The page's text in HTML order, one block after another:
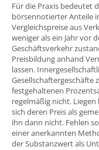
Für die Praxis bedeutet
börsennotierter Anteile
Vergleichspreise aus
weniger als ein Jahr vor
Geschäftsverkehr
Preisbildung anhand
lassen.
Gesellschaftergeschäfte
festgehaltenen
regelmäßig nicht.
sich deren Preis als
ihn dann nicht. Fehlen
einer anerkannten
der Substanzwert als